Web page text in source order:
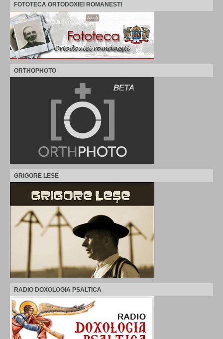
FOTOTECA ORTODOXIEI ROMANESTI
ORTHOPHOTO
GRIGORE LESE
RADIO DOXOLOGIA PSALTICA